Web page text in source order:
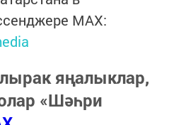
MАХ:
яңалыклар,
«Шәһри